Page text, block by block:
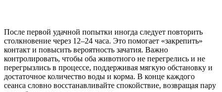
После первой удачной попытки иногда следует повторить
столкновение через 12–24 часа. Это помогает «закрепить»
контакт и повысить вероятность зачатия. Важно
контролировать, чтобы оба животного не перегрелись и не
перегрызлись в процессе, поддерживая мягкую обстановку и
достаточное количество воды и корма. В конце каждого
сеанса словно восстанавливайте спокойствие, возвращая пару